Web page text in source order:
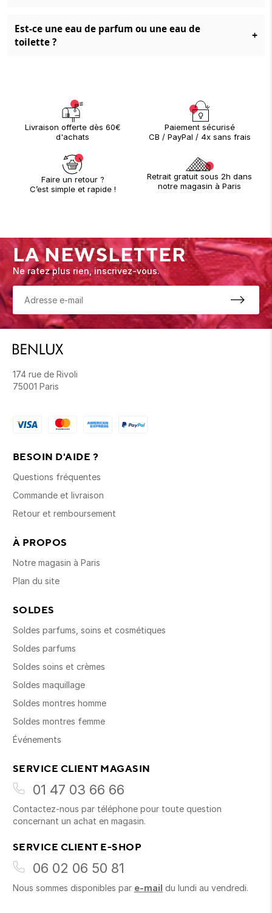
Est-ce une eau de parfum ou une eau de
toilette ?
+
Livraison offerte dès 60€
d'achats
Paiement sécurisé
CB / PayPal / 4x sans frais
Faire un retour ?
C’est simple et rapide !
Retrait gratuit sous 2h dans
notre magasin à Paris
LA NEWSLETTER
Ne ratez plus rien, inscrivez-vous.
174 rue de Rivoli
75001 Paris
BESOIN D'AIDE ?
Questions fréquentes
Commande et livraison
Retour et remboursement
À PROPOS
Notre magasin à Paris
Plan du site
SOLDES
Soldes parfums, soins et cosmétiques
Soldes parfums
Soldes soins et crèmes
Soldes maquillage
Soldes montres homme
Soldes montres femme
Événements
SERVICE CLIENT MAGASIN
01 47 03 66 66
Contactez-nous par téléphone pour toute question
concernant un achat en magasin.
SERVICE CLIENT E-SHOP
06 02 06 50 81
Nous sommes disponibles par e-mail du lundi au vendredi.